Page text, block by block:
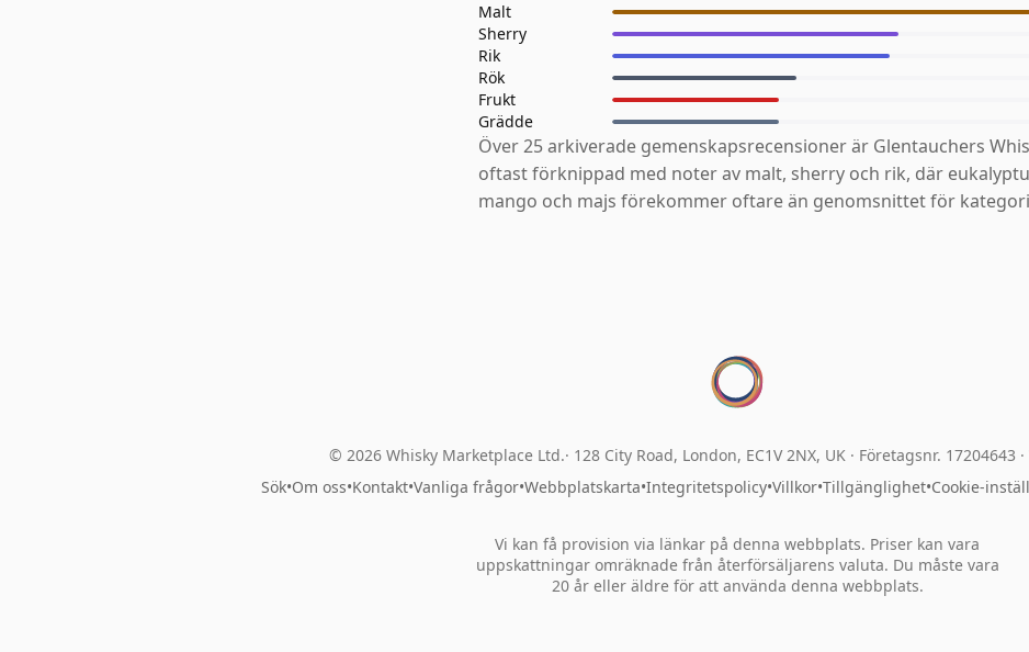
Malt
Sherry
Rik
Rök
Frukt
Grädde
Över 25 arkiverade gemenskapsrecensioner är Glentauchers
oftast förknippad med noter av malt, sherry och rik, där
mango och majs förekommer oftare än genomsnittet för
© 2026 Whisky Marketplace Ltd. 128 City Road, London, EC1V 2NX, UK · Företagsnr. 17204643 ·
Sök•Om oss•Kontakt•Vanliga frågor•Webbplatskarta•Integritetspolicy•Villkor•Tillgänglighet•Cookie-
Vi kan få provision via länkar på denna webbplats. Priser kan vara
uppskattningar omräknade från återförsäljarens valuta. Du måste vara
20 år eller äldre för att använda denna webbplats.